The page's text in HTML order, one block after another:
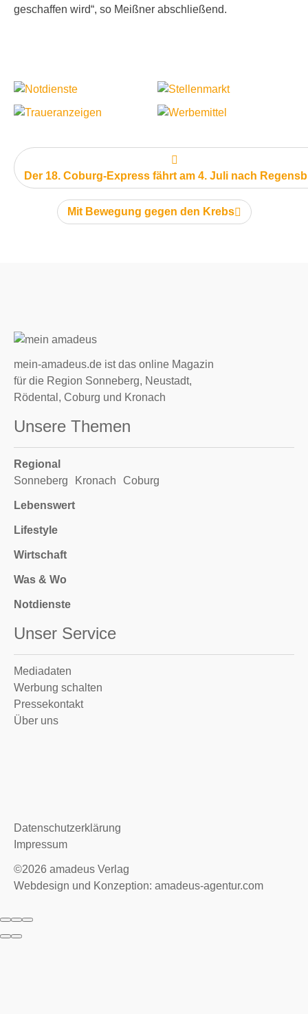
geschaffen wird“, so Meißner abschließend.
Der 18. Coburg-Express fährt am 4. Juli nach
nächster Artikel:
Mit Bewegung gegen den Krebs
mein-amadeus.de ist das online Magazin
für die Region Sonneberg, Neustadt,
Rödental, Coburg und Kronach
Unsere Themen
Regional
Sonneberg
Kronach Coburg
Lebenswert
Lifestyle
Wirtschaft
Was & Wo
Notdienste
Unser Service
Mediadaten
Werbung schalten
Pressekontakt
Über uns
Datenschutzerklärung
Impressum
©2026 amadeus Verlag
Webdesign und Konzeption: amadeus-agentur.com